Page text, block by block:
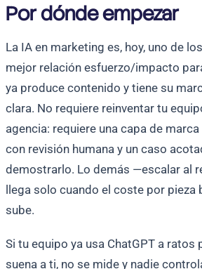
Por dónde empezar
La IA en marketing es, hoy, uno de
mejor relación esfuerzo/impacto
ya produce contenido y tiene su
clara. No requiere reinventar tu
agencia: requiere una capa de
con revisión humana y un caso
demostrarlo. Lo demás —escalar al
llega solo cuando el coste por pieza
sube.
Si tu equipo ya usa ChatGPT a ratos
suena a ti, no se mide y nadie